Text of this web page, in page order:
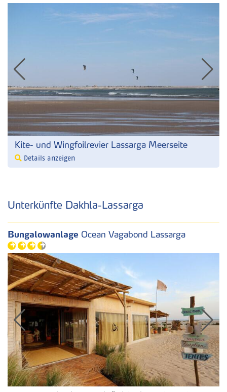
Kite- und Wingfoilrevier Lassarga Meerseite
Details anzeigen
Unterkünfte Dakhla-Lassarga
Bungalowanlage Ocean Vagabond Lassarga